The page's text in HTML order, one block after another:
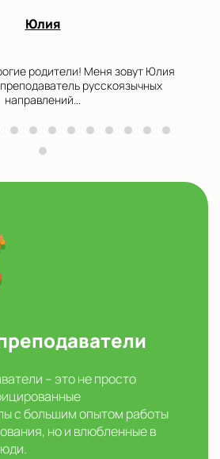
Юлия
родители! Меня зовут Юлия
русскоязычных
направлений...
– это не просто
с большим опытом работы
но и влюбленные в